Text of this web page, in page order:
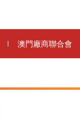
澳門廠商聯合會